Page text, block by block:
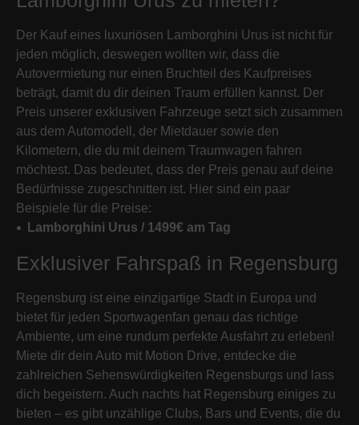
Der Kauf eines luxuriösen Lamborghini Urus ist nicht für
jeden möglich, deswegen wollten wir, dass die
Autovermietung nur einen Bruchteil des Kaufpreises
beträgt, damit du dir deinen Traum erfüllen kannst. Der
Preis unserer exklusiven Fahrzeuge setzt sich zusammen
aus dem Automodell, der Mietdauer sowie den
Kilometern, die du mit deinem Traumwagen fahren
möchtest. Das bedeutet, dass der Preis genau auf deine
Bedürfnisse zugeschnitten ist. Hier sind ein paar
Beispiele für die Preise:
Lamborghini Urus / 1499€ am Tag
Exklusiver Fahrspaß in Regensburg
Regensburg ist eine einzigartige Stadt in Europa und
bietet für jeden Sportwagenfan genau das richtige
Ambiente, um eine rundum perfekte Ausfahrt zu erleben!
Miete dir dein Auto mit Motion Drive, entdecke die
zahlreichen Sehenswürdigkeiten Regensburgs und lass
dich begeistern. Auch nachts hat Regensburg einiges zu
bieten – es gibt unzählige Clubs, Bars und Events, die du